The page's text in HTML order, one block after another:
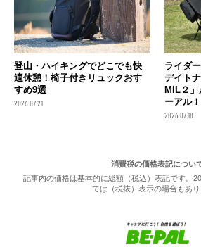
登山・ハイキングでどこでも快
適休憩！椅子付きリュックおす
すめ9選
2026.07.21
ライダ
デイト
MIL２」
ーアル！
2026.07.18
消費税の価格表記につい
記事内の価格は基本的に総額（税込）表記です。
ては（税抜）表示の場合もあり